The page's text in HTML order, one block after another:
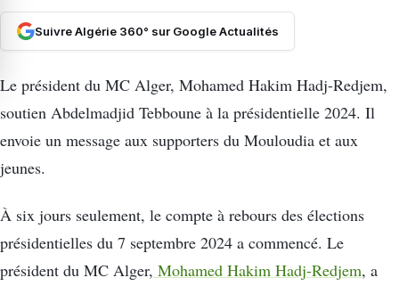
Suivre Algérie 360° sur Google Actualités
Le président du MC Alger, Mohamed Hakim Hadj-Redjem,
soutien Abdelmadjid Tebboune à la présidentielle 2024. Il
envoie un message aux supporters du Mouloudia et aux
jeunes.
À six jours seulement, le compte à rebours des élections
présidentielles du 7 septembre 2024 a commencé. Le
président du MC Alger, Mohamed Hakim Hadj-Redjem, a